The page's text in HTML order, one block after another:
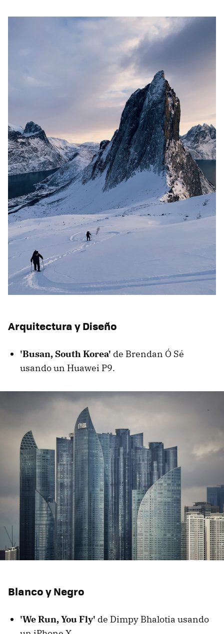
Arquitectura y Diseño
'Busan, South Korea' de Brendan Ó Sé
usando un Huawei P9.
Blanco y Negro
'We Run, You Fly' de Dimpy Bhalotia usando